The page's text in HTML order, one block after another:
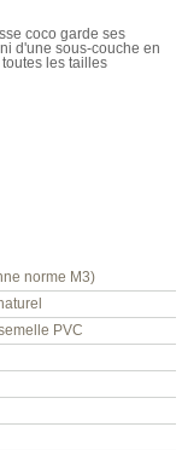
coco garde ses
d'une sous-couche en
les tailles
norme M3)
PVC